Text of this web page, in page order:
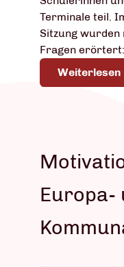
Terminale teil.
Sitzung wurden
Fragen erörtert:
Europa-